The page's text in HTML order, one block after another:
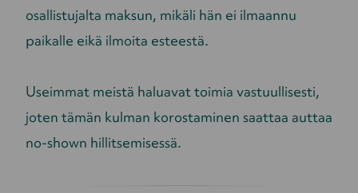
osallistujalta maksun, mikäli hän ei ilmaannu
paikalle eikä ilmoita esteestä.
Useimmat meistä haluavat toimia vastuullisesti,
joten tämän kulman korostaminen saattaa auttaa
no-shown hillitsemisessä.